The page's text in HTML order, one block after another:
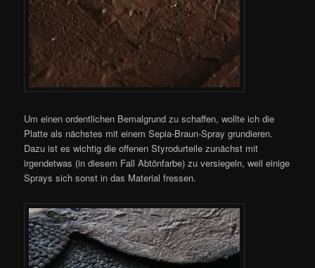
Um einen ordentlichen Bemalgrund zu schaffen, wollte ich die
Platte als nächstes mit einem Sepia-Braun-Spray grundieren.
Dazu ist es wichtig die offenen Styrodurteile zunächst mit
irgendetwas (in diesem Fall Abtönfarbe) zu versiegeln, weil einige
Sprays sich sonst in das Material fressen.